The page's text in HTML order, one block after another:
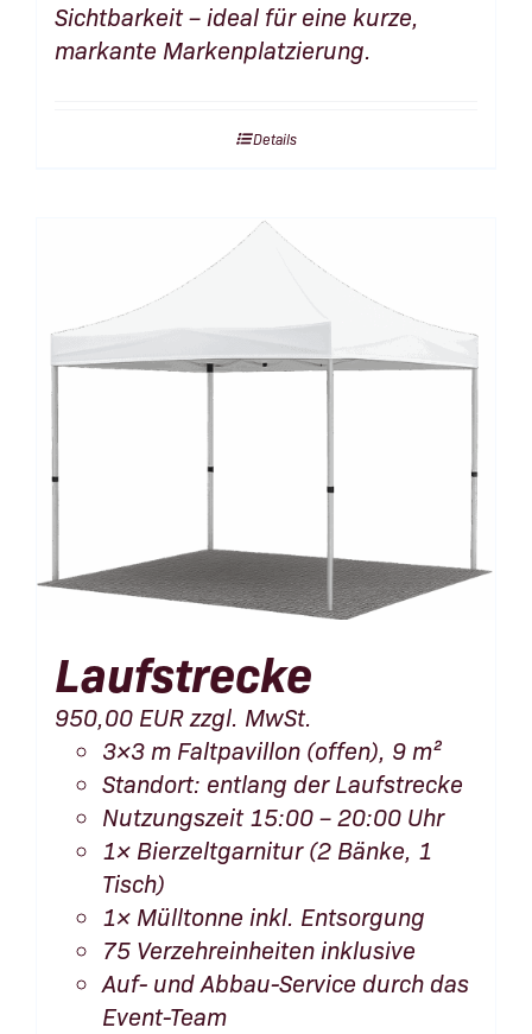
Sichtbarkeit – ideal für eine kurze,
markante Markenplatzierung.
Details
Laufstrecke
950,00 EURzzgl. MwSt.
3×3 m Faltpavillon (offen), 9 m²
Standort: entlang der Laufstrecke
Nutzungszeit 15:00 – 20:00 Uhr
1× Bierzeltgarnitur (2 Bänke, 1
Tisch)
1× Mülltonne inkl. Entsorgung
75 Verzehreinheiten inklusive
Auf- und Abbau-Service durch das
Event-Team